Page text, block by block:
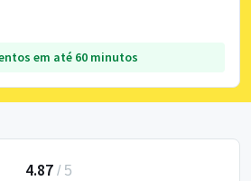
em até 60 minutos
4.87 / 5